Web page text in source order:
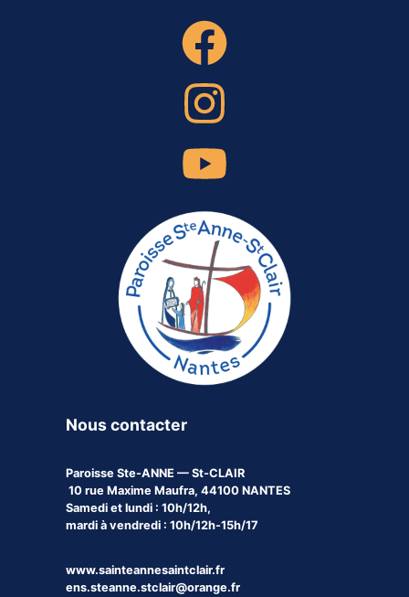
Nous contacter
Paroisse Ste-ANNE — St-CLAIR
10 rue Maxime Maufra, 44100 NANTES
Samedi et lundi : 10h/12h,
mardi à vendredi : 10h/12h-15h/17
www.sainteannesaintclair.fr
ens.steanne.stclair@orange.fr